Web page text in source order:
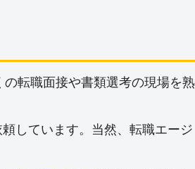
転職面接や書類選考の現場を熟
しています。当然、転職エージ